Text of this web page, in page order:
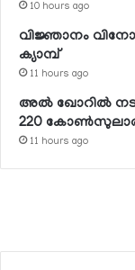
10 hours ago
വിജ്ഞാനം
ക്യാമ്പ്
11 hours ago
അല്‍ ഖോറില്‍
220
11 hours ago